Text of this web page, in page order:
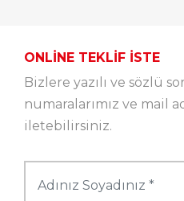
ONLINE TEKLIF İSTE
Bizlere yazılı ve sözlü
numaralarımız ve mail
iletebilirsiniz.